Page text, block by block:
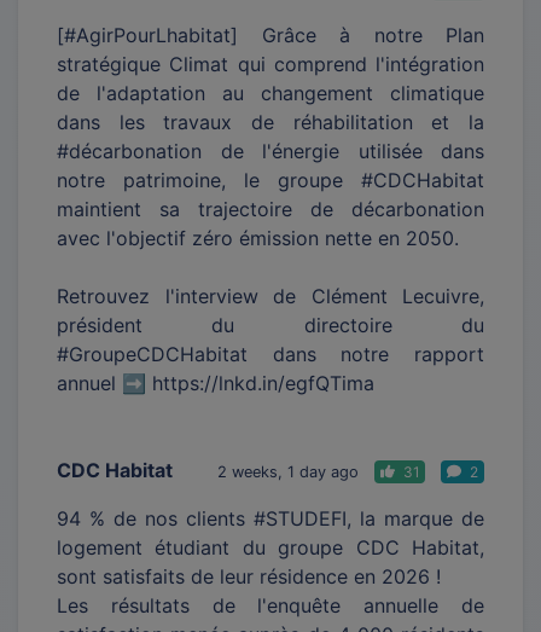
[#AgirPourLhabitat] Grâce à notre Plan
stratégique Climat qui comprend l'intégration
de l'adaptation au changement climatique
dans les travaux de réhabilitation et la
#décarbonation de l'énergie utilisée dans
notre patrimoine, le groupe #CDCHabitat
maintient sa trajectoire de décarbonation
avec l'objectif zéro émission nette en 2050.
Retrouvez l'interview de Clément Lecuivre,
président du directoire du
#GroupeCDCHabitat dans notre rapport
annuel ➡️ https://lnkd.in/egfQTima
CDC Habitat 2 weeks, 1 day ago 31 2
94 % de nos clients #STUDEFI, la marque de
logement étudiant du groupe CDC Habitat,
sont satisfaits de leur résidence en 2026 !
Les résultats de l'enquête annuelle de